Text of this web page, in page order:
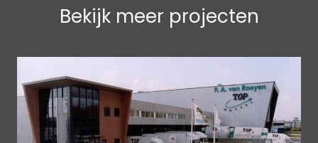
Bekijk meer projecten